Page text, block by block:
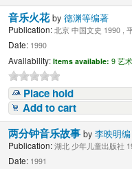
音乐火花by德渊等编著
Publication: 北京 中国文史 1990 ,
Date: 1990
Availability: Items available: 9 艺
Place hold
Add to cart
两分钟音乐故事by李映明编
Publication: 湖北 少年儿童出版社
Date: 1991